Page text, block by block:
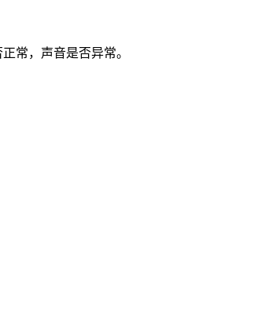
常，声音是否异常。